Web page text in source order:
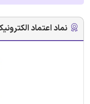
نماد اعتماد